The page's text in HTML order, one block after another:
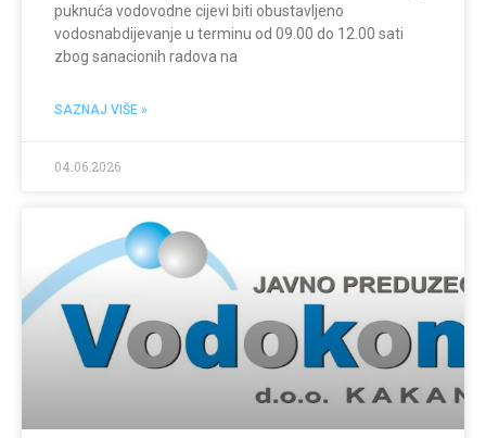
puknuća vodovodne cijevi biti obustavljeno
vodosnabdijevanje u terminu od 09.00 do 12.00 sati
zbog sanacionih radova na
SAZNAJ VIŠE »
04.06.2026